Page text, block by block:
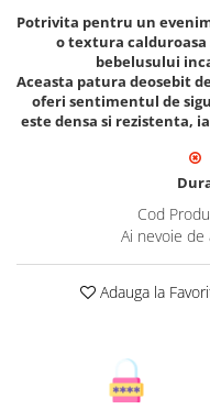
Potrivita pentru un
o textura
bebelusului
Aceasta patura deosebit
oferi sentimentul de
este densa si rezistenta,
Cod
Ai nevoie de
Adauga la